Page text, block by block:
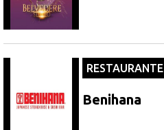
RESTAURANTE
Benihana